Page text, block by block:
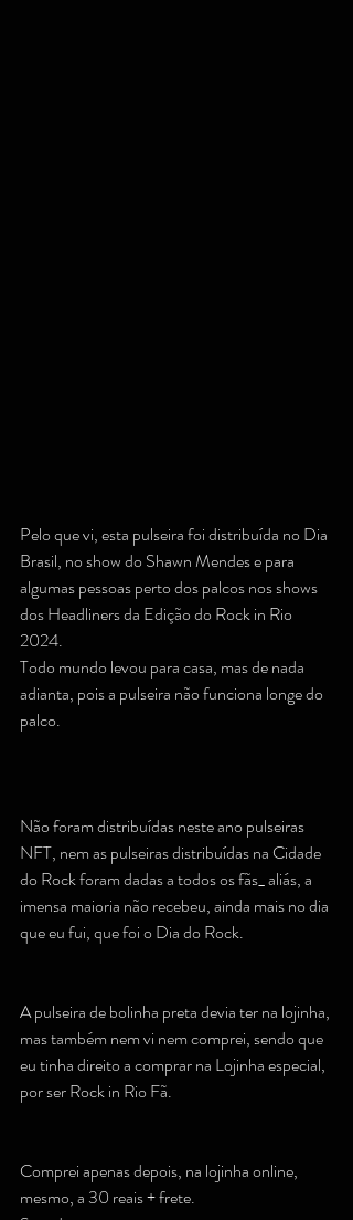
Pelo que vi, esta pulseira foi distribuída no Dia
Brasil, no show do Shawn Mendes e para
algumas pessoas perto dos palcos nos shows
dos Headliners da Edição do Rock in Rio
2024.
Todo mundo levou para casa, mas de nada
adianta, pois a pulseira não funciona longe do
palco.
Não foram distribuídas neste ano pulseiras
NFT, nem as pulseiras distribuídas na Cidade
do Rock foram dadas a todos os fãs_ aliás, a
imensa maioria não recebeu, ainda mais no dia
que eu fui, que foi o Dia do Rock.
A pulseira de bolinha preta devia ter na lojinha,
mas também nem vi nem comprei, sendo que
eu tinha direito a comprar na Lojinha especial,
por ser Rock in Rio Fã.
Comprei apenas depois, na lojinha online,
mesmo, a 30 reais + frete.